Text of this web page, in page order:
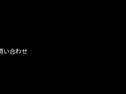
い合わせ